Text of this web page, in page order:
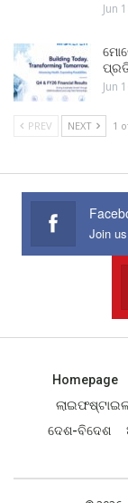
Jun
Jun
PREV NEXT 1
Homepage
ଦେଶ-ବିଦେଶ